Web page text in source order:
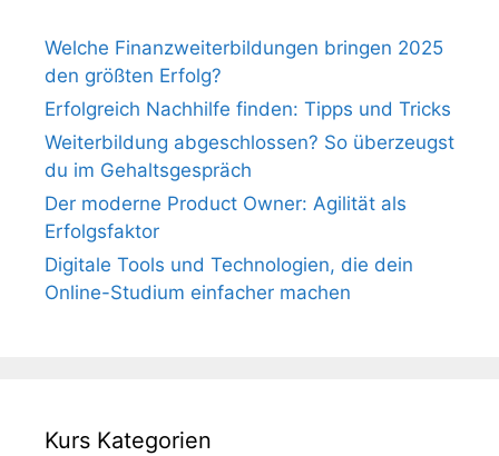
Welche Finanzweiterbildungen bringen 2025
den größten Erfolg?
Erfolgreich Nachhilfe finden: Tipps und Tricks
Weiterbildung abgeschlossen? So überzeugst
du im Gehaltsgespräch
Der moderne Product Owner: Agilität als
Erfolgsfaktor
Digitale Tools und Technologien, die dein
Online-Studium einfacher machen
Kurs Kategorien